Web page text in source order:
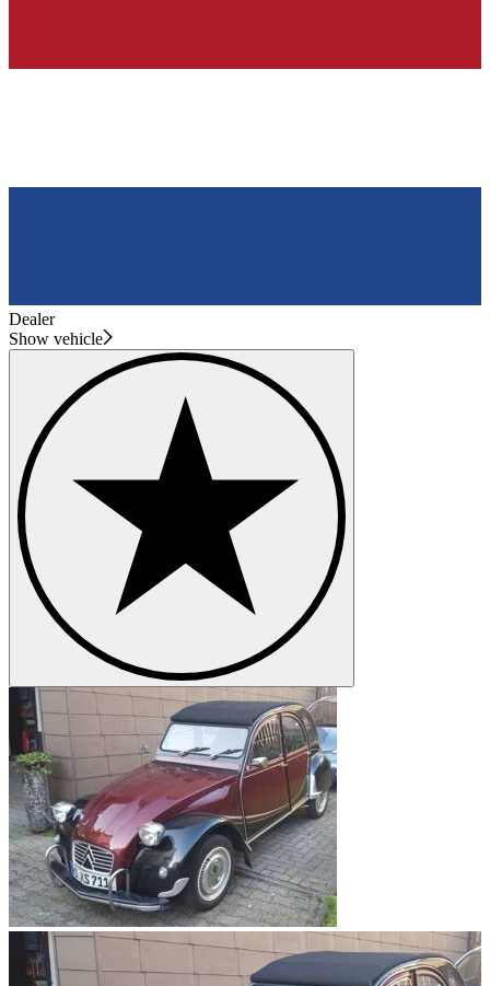
Dealer
Show vehicle